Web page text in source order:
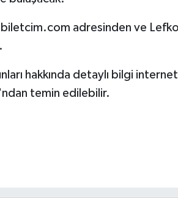
adresinden ve
hakkında detaylı bilgi
temin edilebilir.